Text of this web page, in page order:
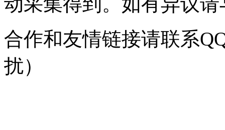
合作和友情链接请联系
扰）